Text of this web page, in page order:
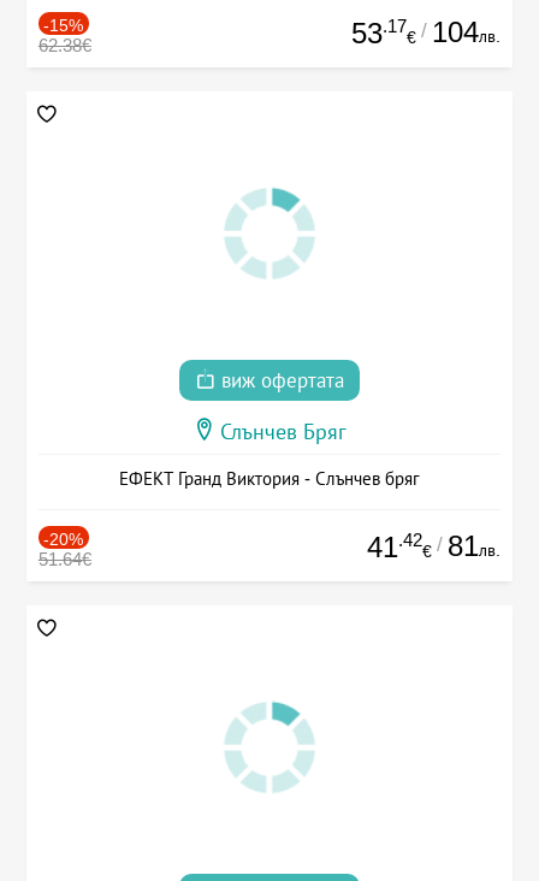
-15%
62.38€ 53.17
€ / 104лв.
виж офертата
Слънчев Бряг
ЕФЕКТ Гранд Виктория - Слънчев бряг
-20%
51.64€ 41.42
€ / 81лв.